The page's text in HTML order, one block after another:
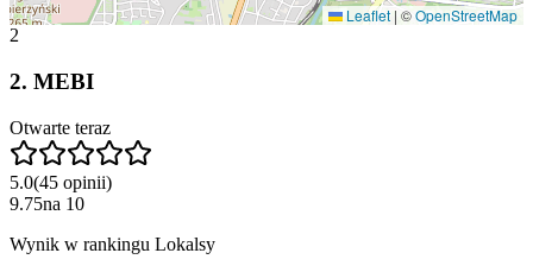
Leaflet | ©OpenStreetMap
2
2. MEBI
Otwarte teraz
5.0(45 opinii)
9.75na 10
Wynik w rankingu Lokalsy